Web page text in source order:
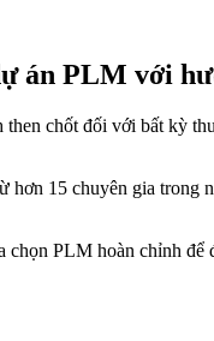
án PLM với
chốt đối với bất kỳ
hơn 15 chuyên gia
PLM hoàn chỉnh để